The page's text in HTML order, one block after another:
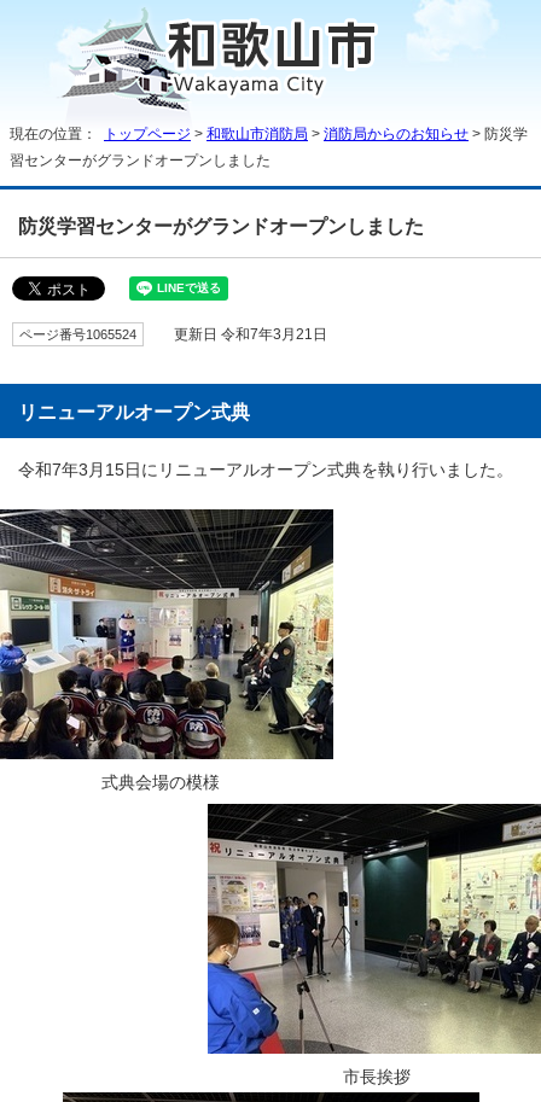
現在の位置： トップページ > 和歌山市消防局 > 消防局からのお知らせ > 防災学
習センターがグランドオープンしました
防災学習センターがグランドオープンしました
ページ番号1065524 更新日 令和7年3月21日
リニューアルオープン式典
令和7年3月15日にリニューアルオープン式典を執り行いました。
式典会場の模様
市長挨拶